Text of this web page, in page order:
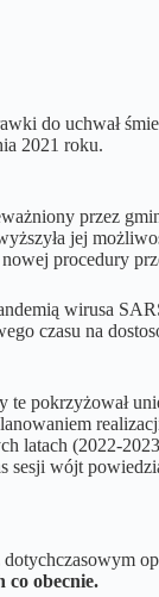
do uchwał
2021 roku.
przez
jej
procedury
wirusa
czasu na
pokrzyżował
latach (2022-
wójt
co obecnie.